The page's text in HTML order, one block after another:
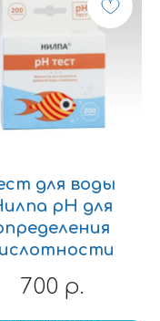
для воды
pH для
700 р.